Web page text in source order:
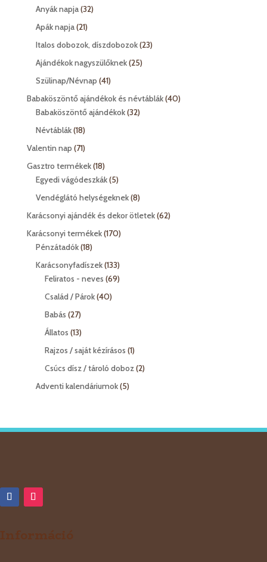
Anyák napja 3232
Apák napja 2121
termék
Italos dobozok, díszdobozok 2323
Ajándékok nagyszülőknek 2525
Szülinap/Névnap 4141
termék
Babaköszöntő ajándékok és névtáblák 4040
Babaköszöntő ajándékok 3232
Névtáblák 1818
termék
Valentin nap 7171
termék
Gasztro termékek 1818
termék
Egyedi vágódeszkák 55
termék
Vendéglátó helységeknek 88
termék
Karácsonyi ajándék és dekor ötletek 6262
Karácsonyi termékek 170170
Pénzátadók 1818
termék
Karácsonyfadíszek 133133
termék
Feliratos - neves 6969
Család / Párok 4040
Babás 2727
termék
Állatos 1313
termék
Rajzos / saját kézírásos 11
termék
Csúcs dísz / tároló doboz 22
Adventi kalendáriumok 55
Információ